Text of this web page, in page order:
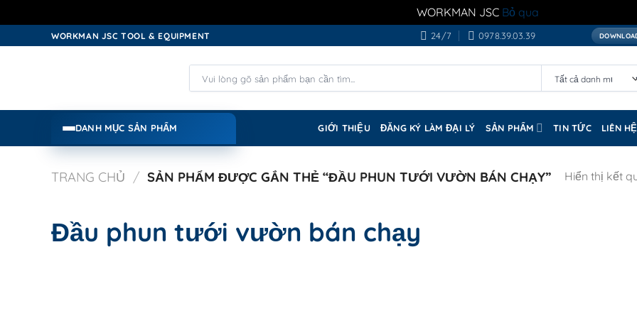
WORKMAN JSC Bỏ qua
to
WORKMAN JSC TOOL & EQUIPMENT 24/7 0978.39.03.39
kiếm:
DANH MỤC SẢN PHẨM GIỚI THIỆU ĐĂNG KÝ LÀM ĐẠI LÝ SẢN PHẨM TIN TỨC LIÊN HỆ
TRANG CHỦ / SẢN PHẨM ĐƯỢC GẮN THẺ “ĐẦU PHUN TƯỚI VƯỜN BÁN CHẠY” Hiển thị kết
Đầu phun tưới vườn bán chạy